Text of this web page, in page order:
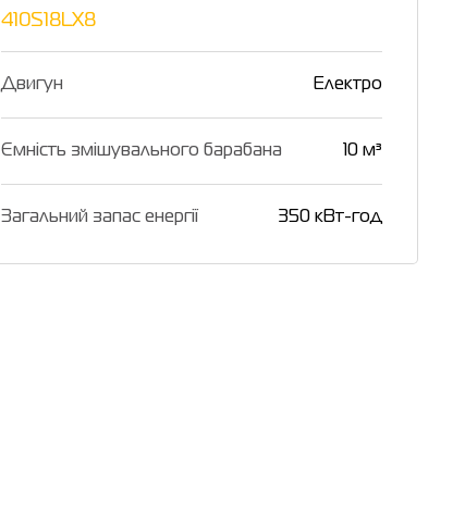
410S18LX8
Двигун Електро
Ємність змішувального барабана 10 м³
Загальний запас енергії 350 кВт-год